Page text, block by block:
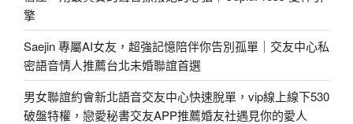
擎
Saejin 專屬AI女友，超強記憶陪伴你告別孤單｜交友中心私
密語音情人推薦台北未婚聯誼首選
男女聯誼約會新北語音交友中心快速脫單，vip線上線下530
破盤特權，戀愛秘書交友APP推薦婚友社遇見你的愛人